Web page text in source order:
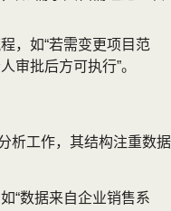
，如“若需变更项目范
审批后方可执行”。
析工作，其结构注重数据
“数据来自企业销售系